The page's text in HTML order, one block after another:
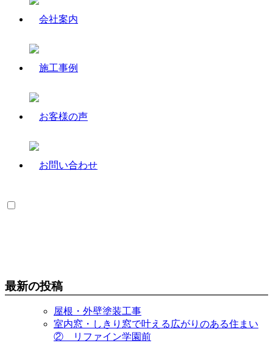
最新の投稿
屋根・外壁塗装工事
室内窓・しきり窓で叶える広がりのある住まい
② リファイン学園前